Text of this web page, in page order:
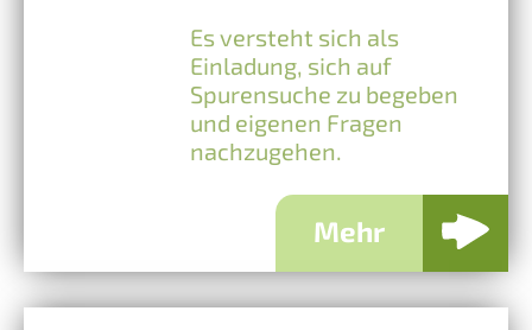
Es versteht sich als
Einladung, sich auf
Spurensuche zu begeben
und eigenen Fragen
nachzugehen.
Mehr